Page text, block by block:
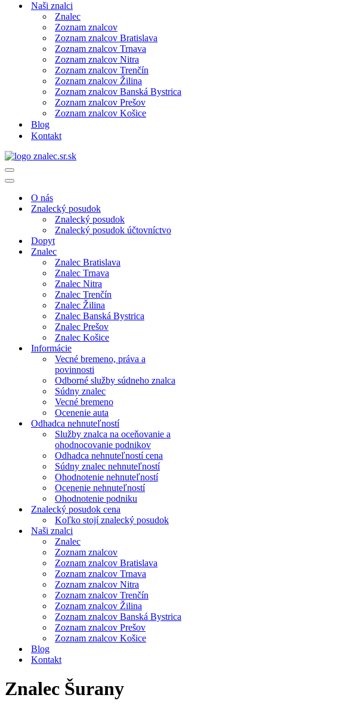
Naši znalci
Znalec
Zoznam znalcov
Zoznam znalcov Bratislava
Zoznam znalcov Trnava
Zoznam znalcov Nitra
Zoznam znalcov Trenčín
Zoznam znalcov Žilina
Zoznam znalcov Banská Bystrica
Zoznam znalcov Prešov
Zoznam znalcov Košice
Blog
Kontakt
Menu
navigácie
Menu
navigácieO nás
Znalecký posudok
Znalecký posudok
Znalecký posudok účtovníctvo
Dopyt
Znalec
Znalec Bratislava
Znalec Trnava
Znalec Nitra
Znalec Trenčín
Znalec Žilina
Znalec Banská Bystrica
Znalec Prešov
Znalec Košice
Informácie
Vecné bremeno, práva a
povinnosti
Odborné služby súdneho znalca
Súdny znalec
Vecné bremeno
Ocenenie auta
Odhadca nehnuteľností
Služby znalca na oceňovanie a
ohodnocovanie podnikov
Odhadca nehnuteľností cena
Súdny znalec nehnuteľností
Ohodnotenie nehnuteľností
Ocenenie nehnuteľností
Ohodnotenie podniku
Znalecký posudok cena
Koľko stojí znalecký posudok
Naši znalci
Znalec
Zoznam znalcov
Zoznam znalcov Bratislava
Zoznam znalcov Trnava
Zoznam znalcov Nitra
Zoznam znalcov Trenčín
Zoznam znalcov Žilina
Zoznam znalcov Banská Bystrica
Zoznam znalcov Prešov
Zoznam znalcov Košice
Blog
Kontakt
Znalec Šurany